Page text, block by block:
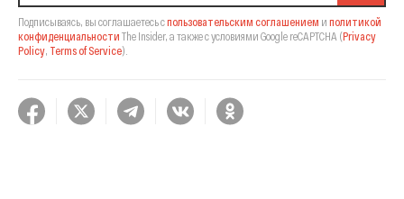
Подписываясь, вы соглашаетесь спользовательским соглашением и политикой
конфиденциальности The Insider, а также с условиями Google reCAPTCHA (Privacy
Policy, Terms of Service).